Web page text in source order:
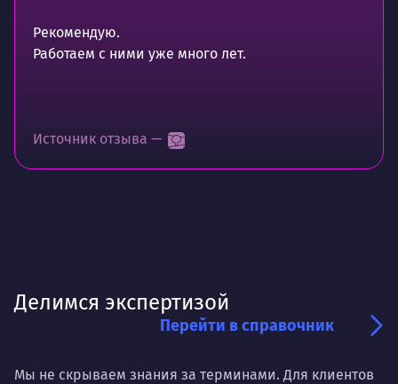
Рекомендую.
Работаем с ними уже много лет.
Источник отзыва —
Делимся экспертизой
Перейти в справочник
Мы не скрываем знания за терминами. Для клиентов